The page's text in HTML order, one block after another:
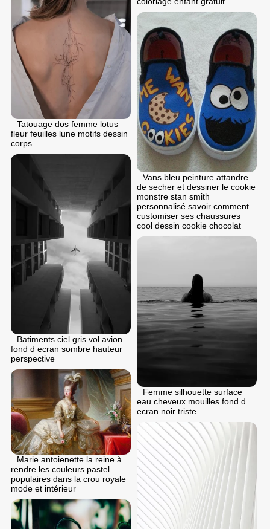
Tatouage dos femme lotus
fleur feuilles lune motifs dessin
corps
Vans bleu peinture attandre
de secher et dessiner le cookie
monstre stan smith
personnalisé savoir comment
customiser ses chaussures
cool dessin cookie chocolat
Batiments ciel gris vol avion
fond d ecran sombre hauteur
perspective
Femme silhouette surface
eau cheveux mouilles fond d
ecran noir triste
Marie antoienette la reine à
rendre les couleurs pastel
populaires dans la crou royale
mode et intérieur